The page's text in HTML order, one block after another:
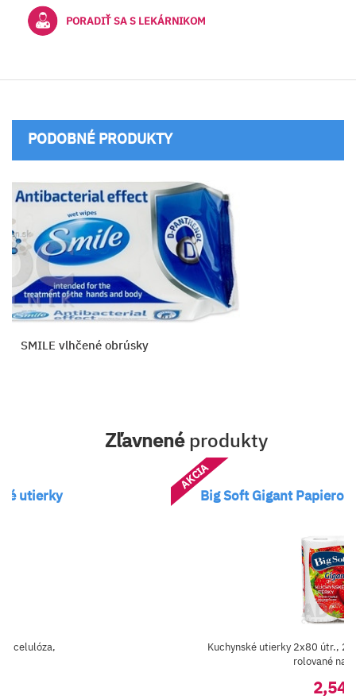
PORADIŤ SA S LEKÁRNIKOM
PODOBNÉ PRODUKTY
SMILE vlhčené obrúsky
Zľavnenéprodukty
utierky
celulóza,
Big Soft Gigant
AKCIA
Kuchynské utierky 2x80 útr., 2
rolované na
2,54